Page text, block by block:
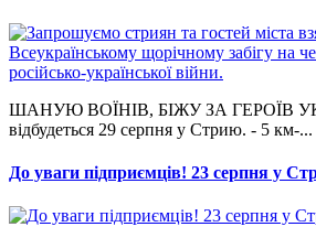
ШАНУЮ ВОЇНІВ, БІЖУ ЗА ГЕРОЇВ
відбудеться 29 серпня у Стрию. - 5 км-...
До уваги підприємців! 23 серпня у